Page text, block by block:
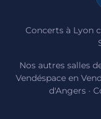
Concerts à Lyon
Nos autres salles
Vendéspace en
d'Angers ·